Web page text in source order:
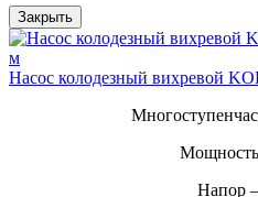
Закрыть
Насос колодезный вихревой
Напор